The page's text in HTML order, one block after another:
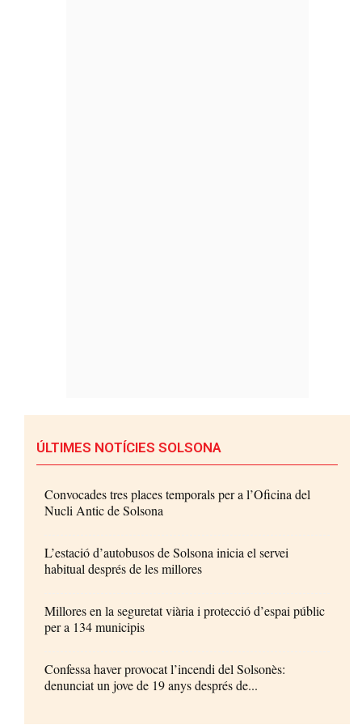
ÚLTIMES NOTÍCIES SOLSONA
Convocades tres places temporals per a l’Oficina del
Nucli Antic de Solsona
L’estació d’autobusos de Solsona inicia el servei
habitual després de les millores
Millores en la seguretat viària i protecció d’espai públic
per a 134 municipis
Confessa haver provocat l’incendi del Solsonès:
denunciat un jove de 19 anys després de...